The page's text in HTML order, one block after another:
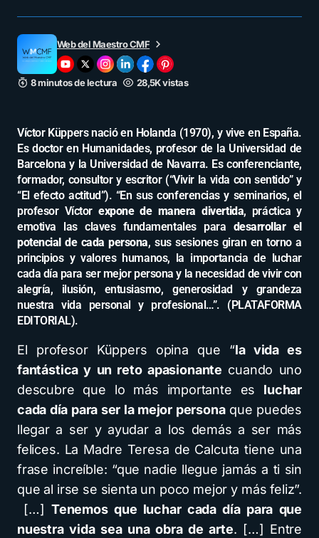
Web del Maestro CMF
8 minutos de lectura 28,5K vistas
Víctor Küppers nació en Holanda (1970), y vive en España.
Es doctor en Humanidades, profesor de la Universidad de
Barcelona y la Universidad de Navarra. Es conferenciante,
formador, consultor y escritor (“Vivir la vida con sentido” y
“El efecto actitud”). “En sus conferencias y seminarios, el
profesor Víctorexpone de manera divertida, práctica y
emotiva las claves fundamentales para desarrollar el
potencial de cada persona, sus sesiones giran en torno a
principios y valores humanos, la importancia de luchar
cada día para ser mejor persona y la necesidad de vivir con
alegría, ilusión, entusiasmo, generosidad y grandeza
nuestra vida personal y profesional…”. (PLATAFORMA
EDITORIAL).
El profesor Küppers opina que “la vida es
fantástica y un reto apasionante cuando uno
descubre que lo más importante es luchar
cada día para ser la mejor personaque puedes
llegar a ser y ayudar a los demás a ser más
felices. La Madre Teresa de Calcuta tiene una
frase increíble: “que nadie llegue jamás a ti sin
que al irse se sienta un poco mejor y más feliz”.
[…] Tenemos que luchar cada día para que
nuestra vida sea una obra de arte. […] Entre